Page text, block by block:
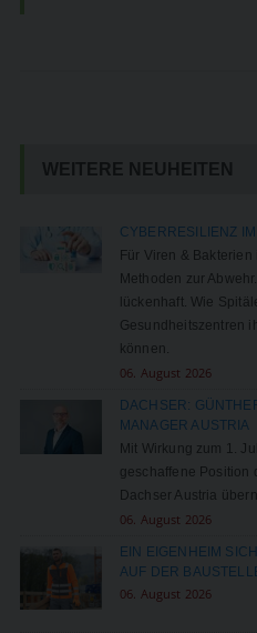
WEITERE NEUHEITEN
CYBERRESILIENZ
Für Viren &
Methoden zur
lückenhaft. Wie
Gesundheitszentren
können.
06. August 2026
DACHSER:
MANAGER AUSTRIA
Mit Wirkung zum 1.
geschaffene Position
Dachser Austria
06. August 2026
EIN EIGENHEIM
AUF DER
06. August 2026